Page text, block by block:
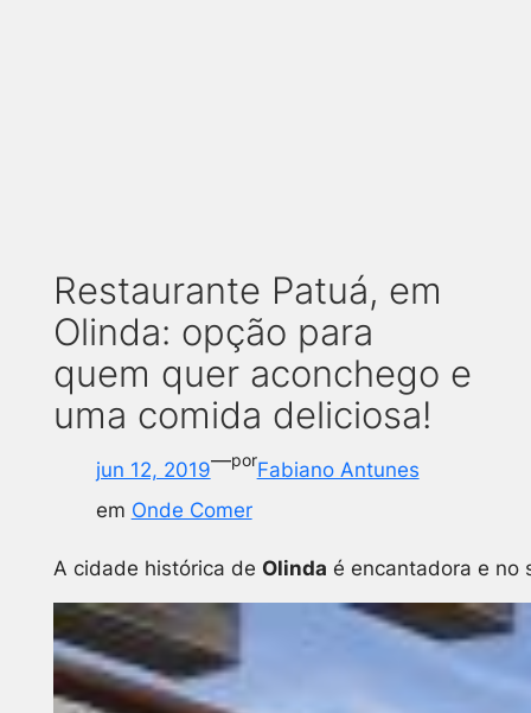
Restaurante Patuá, em
Olinda: opção para
quem quer aconchego e
uma comida deliciosa!
jun 12, 2019—porFabiano Antunes
em Onde Comer
A cidade histórica de Olinda é encantadora e no